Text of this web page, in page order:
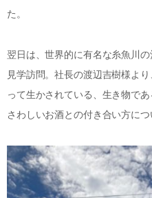
た。
翌日は、世界的に有名な糸魚川
見学訪問。社長の渡辺吉樹様よ
って生かされている、生き物で
さわしいお酒との付き合い方に